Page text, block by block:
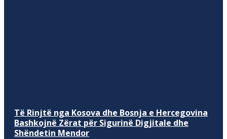
Të Rinjtë nga Kosova dhe Bosnja e Hercegovina
Bashkojnë Zërat për Sigurinë Digjitale dhe
Shëndetin Mendor